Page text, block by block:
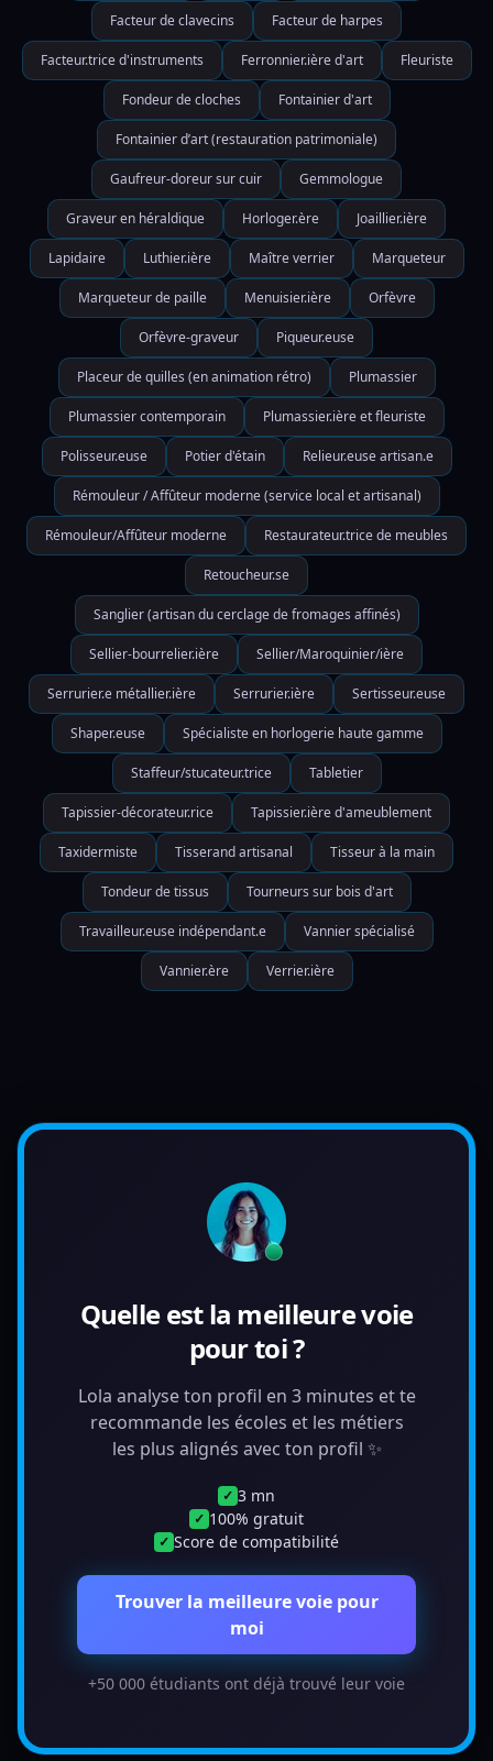
Facteur de clavecins Facteur de harpes
Facteur.trice d'instruments Ferronnier.ière d'art Fleuriste
Fondeur de cloches Fontainier d'art
Fontainier d’art (restauration patrimoniale)
Gaufreur-doreur sur cuir Gemmologue
Graveur en héraldique Horloger.ère Joaillier.ière
Lapidaire Luthier.ière Maître verrier Marqueteur
Marqueteur de paille Menuisier.ière Orfèvre
Orfèvre-graveur Piqueur.euse
Placeur de quilles (en animation rétro) Plumassier
Plumassier contemporain Plumassier.ière et fleuriste
Polisseur.euse Potier d'étain Relieur.euse artisan.e
Rémouleur / Affûteur moderne (service local et artisanal)
Rémouleur/Affûteur moderne Restaurateur.trice de meubles
Retoucheur.se
Sanglier (artisan du cerclage de fromages affinés)
Sellier-bourrelier.ière Sellier/Maroquinier/ière
Serrurier.e métallier.ière Serrurier.ière Sertisseur.euse
Shaper.euse Spécialiste en horlogerie haute gamme
Staffeur/stucateur.trice Tabletier
Tapissier-décorateur.rice Tapissier.ière d'ameublement
Taxidermiste Tisserand artisanal Tisseur à la main
Tondeur de tissus Tourneurs sur bois d'art
Travailleur.euse indépendant.e Vannier spécialisé
Vannier.ère Verrier.ière
Quelle est la meilleure voie
pour toi ?
Lola analyse ton profil en 3 minutes et te
recommande les écoles et les métiers
les plus alignés avec ton profil ✨
✓ 3 mn
✓ 100% gratuit
✓ Score de compatibilité
Trouver la meilleure voie pour
moi
+50 000 étudiants ont déjà trouvé leur voie